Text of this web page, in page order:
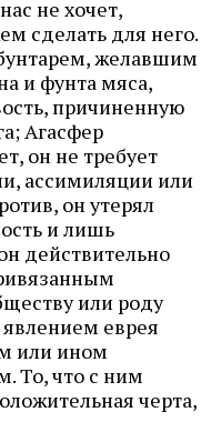
не хочет,
сделать для него.
желавшим
и фунта мяса,
причиненную
Агасфер
он не требует
ассимиляции или
он утерял
и лишь
действительно
или роду
еврея
или ином
То, что с ним
черта,